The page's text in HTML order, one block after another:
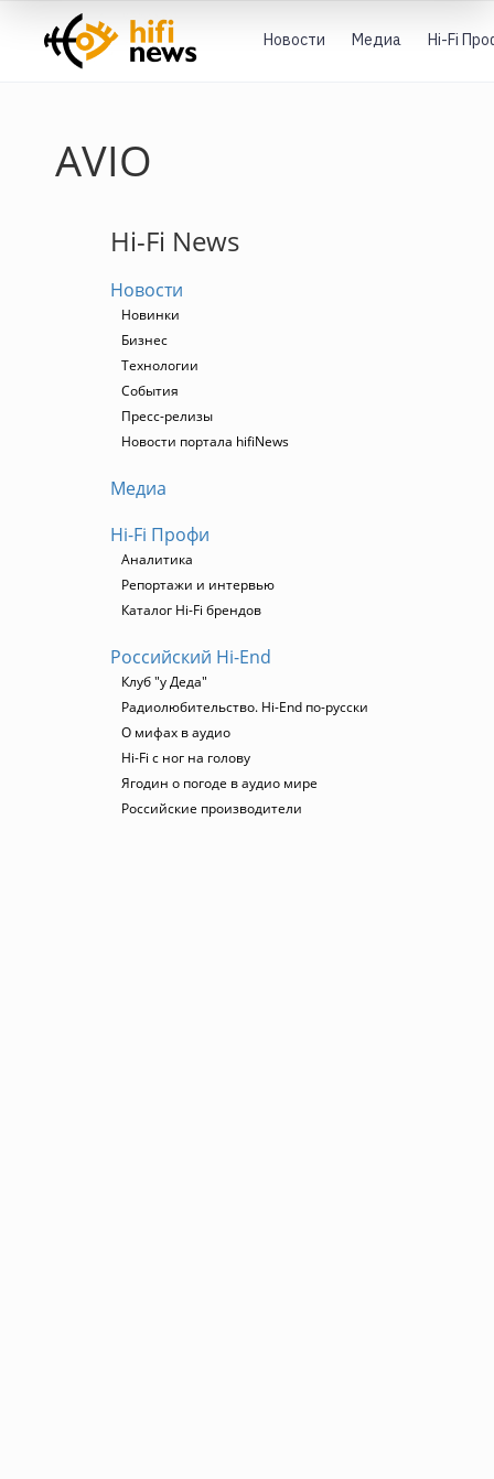
Новости Медиа Hi-Fi
AVIO
Hi-Fi News
Новости
Новинки
Бизнес
Технологии
События
Пресс-релизы
Новости портала hifiNews
Медиа
Hi-Fi Профи
Аналитика
Репортажи и интервью
Каталог Hi-Fi брендов
Российский Hi-End
Клуб "у Деда"
Радиолюбительство. Hi-End по-русски
О мифах в аудио
Hi-Fi с ног на голову
Ягодин о погоде в аудио мире
Российские производители